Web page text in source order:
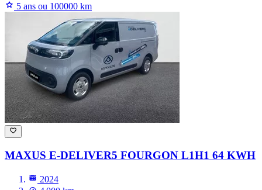
5 ans ou 100000 km
MAXUS E-DELIVER5 FOURGON L1H1 64 KWH
2024